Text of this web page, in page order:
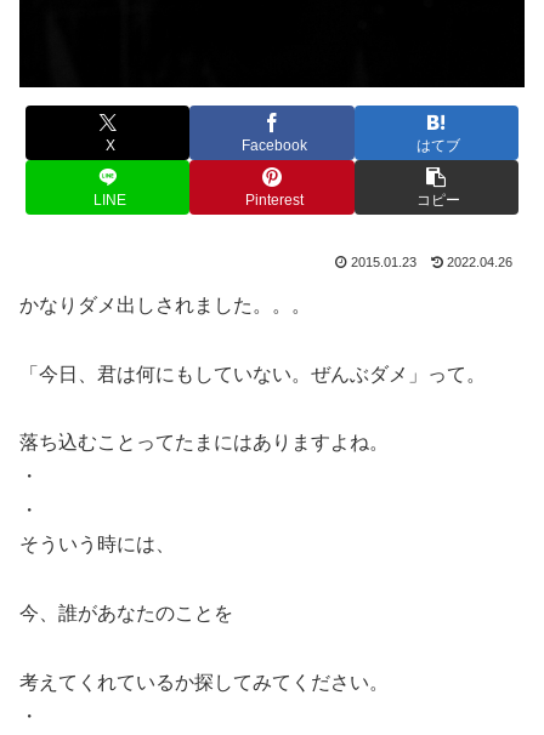
X Facebook はてブ
LINE Pinterest コピー
2015.01.23 2022.04.26
かなりダメ出しされました。。。
「今日、君は何にもしていない。ぜんぶダメ」って。
落ち込むことってたまにはありますよね。
・
・
そういう時には、
今、誰があなたのことを
考えてくれているか探してみてください。
・